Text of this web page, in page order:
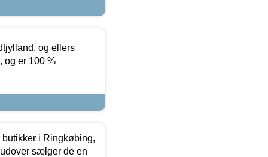
og ellers
og er 100 %
i Ringkøbing,
sælger de en